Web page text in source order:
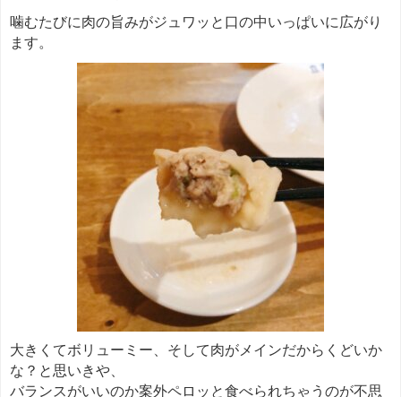
噛むたびに肉の旨みがジュワッと口の中いっぱいに広がり
ます。
大きくてボリューミー、そして肉がメインだからくどいか
な？と思いきや、
バランスがいいのか案外ペロッと食べられちゃうのが不思